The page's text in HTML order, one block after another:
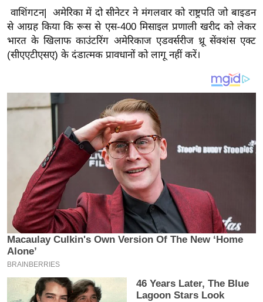
ग
त
वि
शे
ल
क्रि
के
ट
I
P
वाशिंगटन| अमेरिका में दो सीनेटर ने मंगलवार को राष्ट्रपति जो बाइडन
से आग्रह किया कि रूस से एस-400 मिसाइल प्रणाली खरीद को लेकर
भारत के खिलाफ काउंटरिंग अमेरिकाज एडवर्सरीज थ्रू सेंक्शंस एक्ट
(सीएएटीएसए) के दंडात्मक प्रावधानों को लागू नहीं करें।